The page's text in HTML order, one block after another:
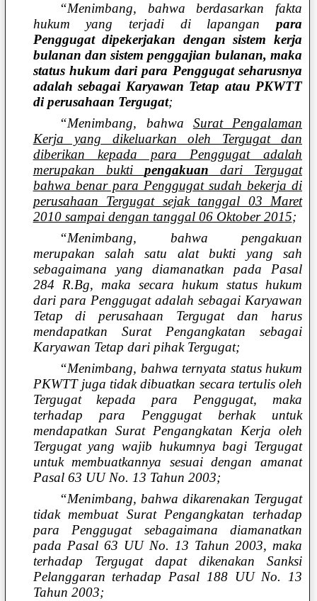
“Menimbang, bahwa berdasarkan fakta
hukum yang terjadi di lapangan para
Penggugat dipekerjakan dengan sistem kerja
bulanan dan sistem penggajian bulanan, maka
status hukum dari para Penggugat seharusnya
adalah sebagai Karyawan Tetap atau PKWTT
di perusahaan Tergugat;
“Menimbang, bahwa Surat Pengalaman
Kerja yang dikeluarkan oleh Tergugat dan
diberikan kepada para Penggugat adalah
merupakan bukti pengakuan dari Tergugat
bahwa benar para Penggugat sudah bekerja di
perusahaan Tergugat sejak tanggal 03 Maret
2010 sampai dengan tanggal 06 Oktober 2015;
“Menimbang, bahwa pengakuan
merupakan salah satu alat bukti yang sah
sebagaimana yang diamanatkan pada Pasal
284 R.Bg, maka secara hukum status hukum
dari para Penggugat adalah sebagai Karyawan
Tetap di perusahaan Tergugat dan harus
mendapatkan Surat Pengangkatan sebagai
Karyawan Tetap dari pihak Tergugat;
“Menimbang, bahwa ternyata status hukum
PKWTT juga tidak dibuatkan secara tertulis oleh
Tergugat kepada para Penggugat, maka
terhadap para Penggugat berhak untuk
mendapatkan Surat Pengangkatan Kerja oleh
Tergugat yang wajib hukumnya bagi Tergugat
untuk membuatkannya sesuai dengan amanat
Pasal 63 UU No. 13 Tahun 2003;
“Menimbang, bahwa dikarenakan Tergugat
tidak membuat Surat Pengangkatan terhadap
para Penggugat sebagaimana diamanatkan
pada Pasal 63 UU No. 13 Tahun 2003, maka
terhadap Tergugat dapat dikenakan Sanksi
Pelanggaran terhadap Pasal 188 UU No. 13
Tahun 2003;